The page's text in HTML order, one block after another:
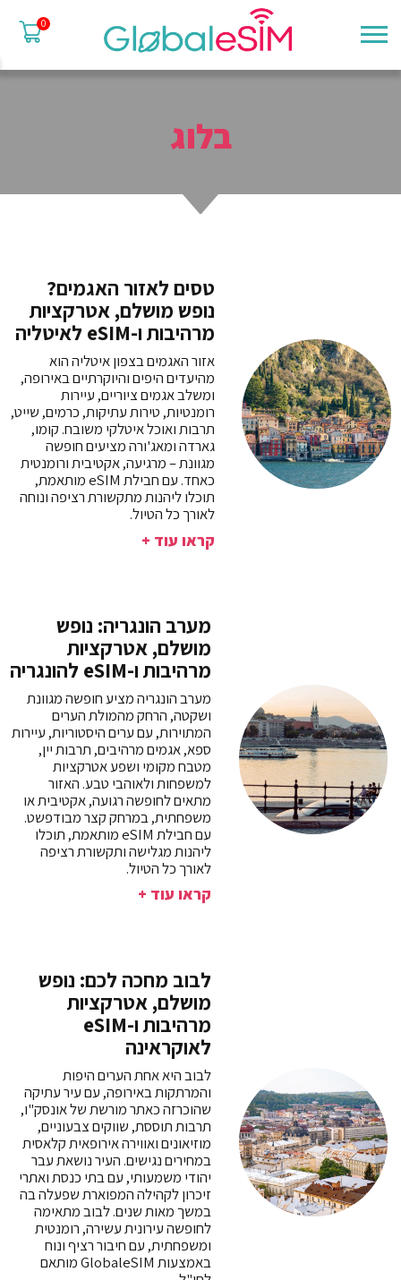
0
בלוג
טסים לאזור האגמים?
נופש מושלם, אטרקציות
מרהיבות ו-eSIM לאיטליה
אזור האגמים בצפון איטליה הוא
מהיעדים היפים והיוקרתיים באירופה,
ומשלב אגמים ציוריים, עיירות
רומנטיות, טירות עתיקות, כרמים, שייט,
תרבות ואוכל איטלקי משובח. קומו,
גארדה ומאג'ורה מציעים חופשה
מגוונת – מרגיעה, אקטיבית ורומנטית
כאחד. עם חבילת eSIM מותאמת,
תוכלו ליהנות מתקשורת רציפה ונוחה
לאורך כל הטיול.
קראו עוד +
מערב הונגריה: נופש
מושלם, אטרקציות
מרהיבות ו-eSIM להונגריה
מערב הונגריה מציע חופשה מגוונת
ושקטה, הרחק מהמולת הערים
המתוירות, עם ערים היסטוריות, עיירות
ספא, אגמים מרהיבים, תרבות יין,
מטבח מקומי ושפע אטרקציות
למשפחות ולאוהבי טבע. האזור
מתאים לחופשה רגועה, אקטיבית או
משפחתית, במרחק קצר מבודפשט.
עם חבילת eSIM מותאמת, תוכלו
ליהנות מגלישה ותקשורת רציפה
לאורך כל הטיול.
קראו עוד +
לבוב מחכה לכם: נופש
מושלם, אטרקציות
מרהיבות ו-eSIM
לאוקראינה
לבוב היא אחת הערים היפות
והמרתקות באירופה, עם עיר עתיקה
שהוכרזה כאתר מורשת של אונסק"ו,
תרבות תוססת, שווקים צבעוניים,
מוזיאונים ואווירה אירופאית קלאסית
במחירים נגישים. העיר נושאת עבר
יהודי משמעותי, עם בתי כנסת ואתרי
זיכרון לקהילה המפוארת שפעלה בה
במשך מאות שנים. לבוב מתאימה
לחופשה עירונית עשירה, רומנטית
ומשפחתית, עם חיבור רציף ונוח
באמצעות GlobaleSIM מותאם